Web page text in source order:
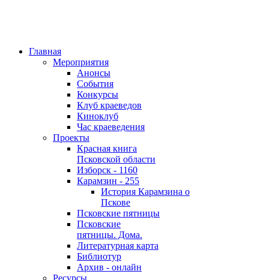
Главная
Мероприятия
Анонсы
События
Конкурсы
Клуб краеведов
Киноклуб
Час краеведения
Проекты
Красная книга
Псковской области
Изборск - 1160
Карамзин - 255
История Карамзина о
Пскове
Псковские пятницы
Псковские
пятницы. Дома.
Литературная карта
Библиотур
Архив - онлайн
Ресурсы